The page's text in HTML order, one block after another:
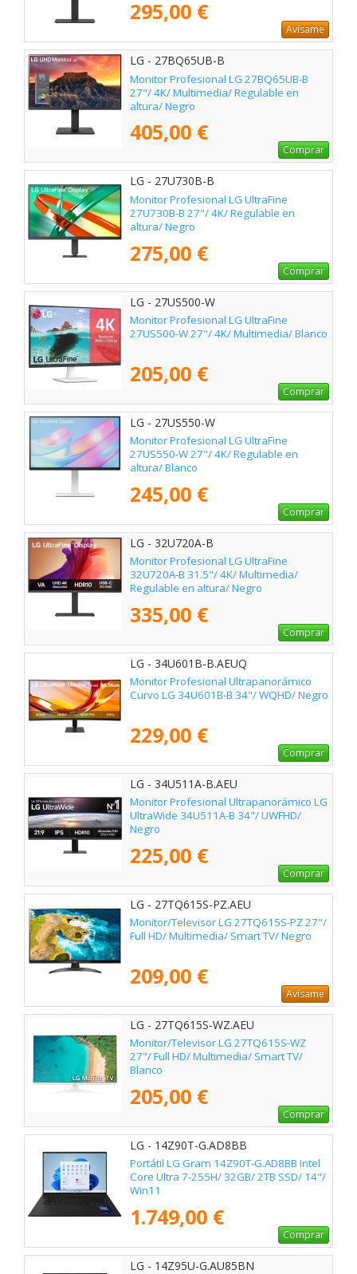
295,00 €
Avísame
LG - 27BQ65UB-B
Monitor Profesional LG 27BQ65UB-B
27"/ 4K/ Multimedia/ Regulable en
altura/ Negro
405,00 €
Comprar
LG - 27U730B-B
Monitor Profesional LG UltraFine
27U730B-B 27"/ 4K/ Regulable en
altura/ Negro
275,00 €
Comprar
LG - 27US500-W
Monitor Profesional LG UltraFine
27US500-W 27"/ 4K/ Multimedia/ Blanco
205,00 €
Comprar
LG - 27US550-W
Monitor Profesional LG UltraFine
27US550-W 27"/ 4K/ Regulable en
altura/ Blanco
245,00 €
Comprar
LG - 32U720A-B
Monitor Profesional LG UltraFine
32U720A-B 31.5"/ 4K/ Multimedia/
Regulable en altura/ Negro
335,00 €
Comprar
LG - 34U601B-B.AEUQ
Monitor Profesional Ultrapanorámico
Curvo LG 34U601B-B 34"/ WQHD/ Negro
229,00 €
Comprar
LG - 34U511A-B.AEU
Monitor Profesional Ultrapanorámico LG
UltraWide 34U511A-B 34"/ UWFHD/
Negro
225,00 €
Comprar
LG - 27TQ615S-PZ.AEU
Monitor/Televisor LG 27TQ615S-PZ 27"/
Full HD/ Multimedia/ Smart TV/ Negro
209,00 €
Avísame
LG - 27TQ615S-WZ.AEU
Monitor/Televisor LG 27TQ615S-WZ
27"/ Full HD/ Multimedia/ Smart TV/
Blanco
205,00 €
Comprar
LG - 14Z90T-G.AD8BB
Portátil LG Gram 14Z90T-G.AD8BB Intel
Core Ultra 7-255H/ 32GB/ 2TB SSD/ 14"/
Win11
1.749,00 €
Comprar
LG - 14Z95U-G.AU85BN